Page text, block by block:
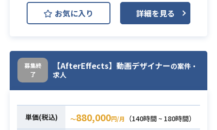
Unity
業務内容
新規アプリ全般のプロモーション動
画、オープニング動画、アプリ内動
ります。
（ご自身が制作したポートフォリ
お気に入り 詳細を見る
募集終
了
【AfterEffects】動画デザイナーの案件・
求人
単価(税込) 〜880,000円/月
（140時間 ~ 180時間）